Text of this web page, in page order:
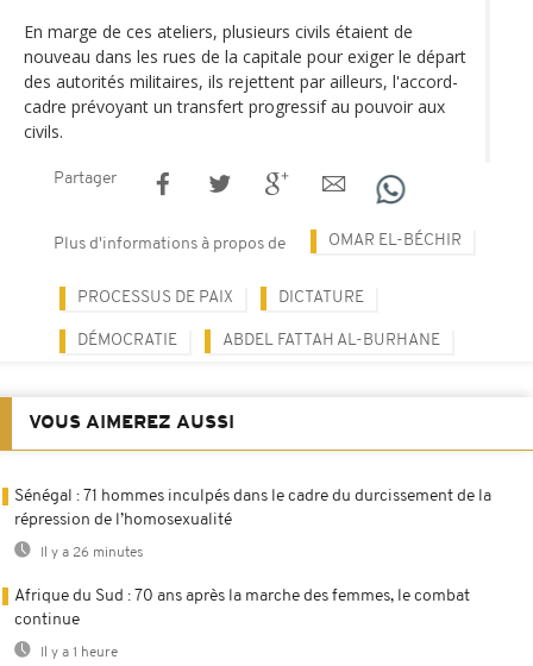
En marge de ces ateliers, plusieurs civils étaient de
nouveau dans les rues de la capitale pour exiger le départ
des autorités militaires, ils rejettent par ailleurs, l'accord-
cadre prévoyant un transfert progressif au pouvoir aux
civils.
Partager
Plus d'informations à propos de OMAR EL-BÉCHIR
PROCESSUS DE PAIX DICTATURE
DÉMOCRATIE ABDEL FATTAH AL-BURHANE
VOUS AIMEREZ AUSSI
Sénégal : 71 hommes inculpés dans le cadre du durcissement de la
répression de l’homosexualité
Il y a 26 minutes
Afrique du Sud : 70 ans après la marche des femmes, le combat
continue
Il y a 1 heure